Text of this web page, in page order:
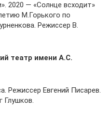
2020 — «Солнце всходит»
М.Горького по
Режиссер В.
театр имени А.С.
Режиссер Евгений Писарев.
Глушков.